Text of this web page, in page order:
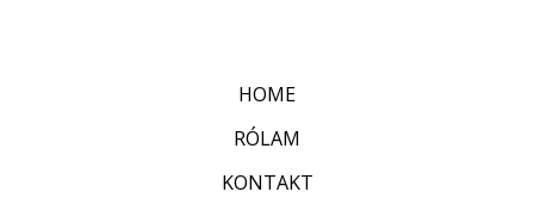
HOME
RÓLAM
KONTAKT